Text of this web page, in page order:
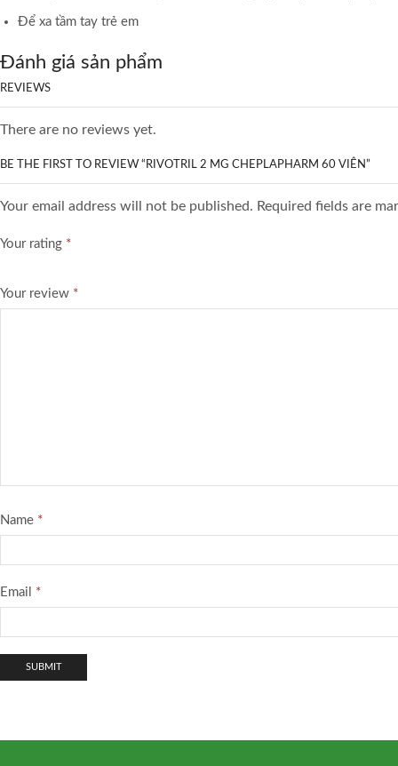
Để xa tầm tay trẻ em
Đánh giá sản phẩm
REVIEWS
There are no reviews yet.
BE THE FIRST TO REVIEW “RIVOTRIL 2 MG CHEPLAPHARM 60 VIÊN”
Your email address will not be published. Required fields are
Your rating *
Your review *
Name *
Email *